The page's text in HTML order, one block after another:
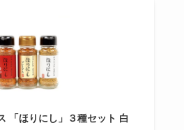
「ほりにし」３種セット 白